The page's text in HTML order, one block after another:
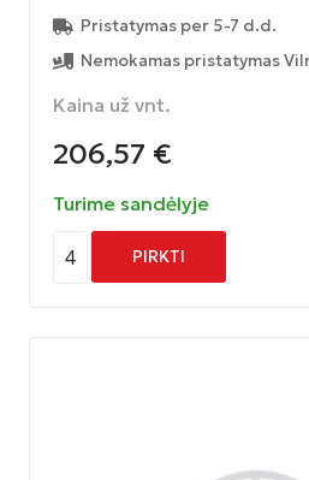
Pristatymas per 5-7 d.d.
Nemokamas pristatymas
Kaina už vnt.
206,57 €
Turime sandėlyje
4 PIRKTI